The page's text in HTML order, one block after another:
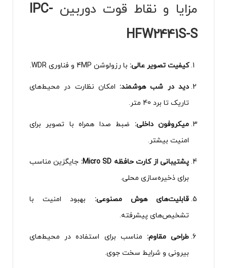
مزایا و نقاط قوت دوربین IPC-
HFW2441S-S
کیفیت تصویر عالی: با رزولوشن 4MP و فناوری WDR.
دید در شب هوشمند:امکان نظارت در محیط‌های
تاریک تا برد 40 متر.
میکروفون داخلی: ضبط صدا همراه با تصویر برای
امنیت بیشتر.
پشتیبانی از کارت حافظه Micro SD:
جایگزین مناسب
برای ذخیره‌سازی محلی.
قابلیت‌های هوش مصنوعی: بهبود امنیت با
تشخیص‌های پیشرفته.
طراحی مقاوم: مناسب برای استفاده در محیط‌های
بیرونی و شرایط سخت جوی.